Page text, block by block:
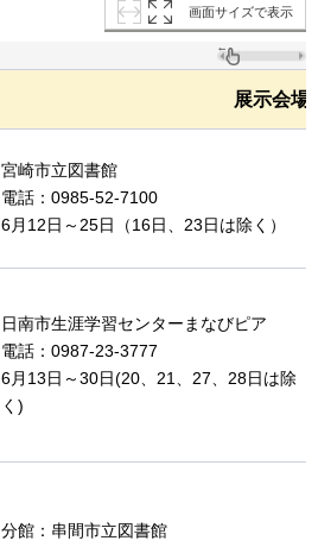
画面サイズで表示
展示会場
宮崎市立図書館
電話：0985-52-7100
6月12日～25日（16日、23日は除く）
日南市生涯学習センターまなびピア
電話：0987-23-3777
6月13日～30日(20、21、27、28日は除
く)
分館：串間市立図書館